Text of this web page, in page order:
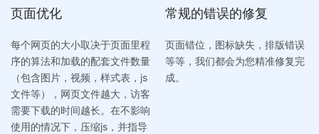
页面优化
每个网页的大小取决于页面里程
序的算法和加载的配套文件数量
（包含图片，视频，样式表，js
文件等），网页文件越大，访客
需要下载的时间越长。在不影响
使用的情况下，压缩js，并指导
常规的错误的修复
页面错位，图标缺失，排版错误
等等，我们都会为您精准修复完
成。